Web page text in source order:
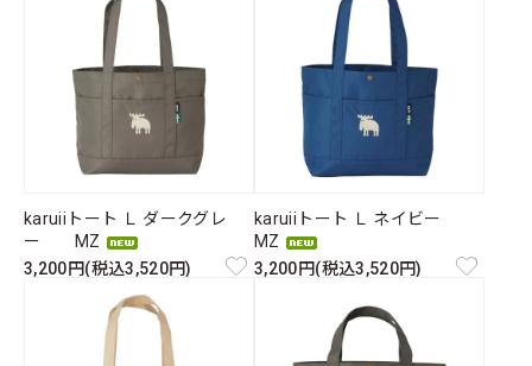
karuiiトート Ｌ ダークグレ
ー MZ
3,200円(税込3,520円)
karuiiトート Ｌ ネイビー
MZ
3,200円(税込3,520円)